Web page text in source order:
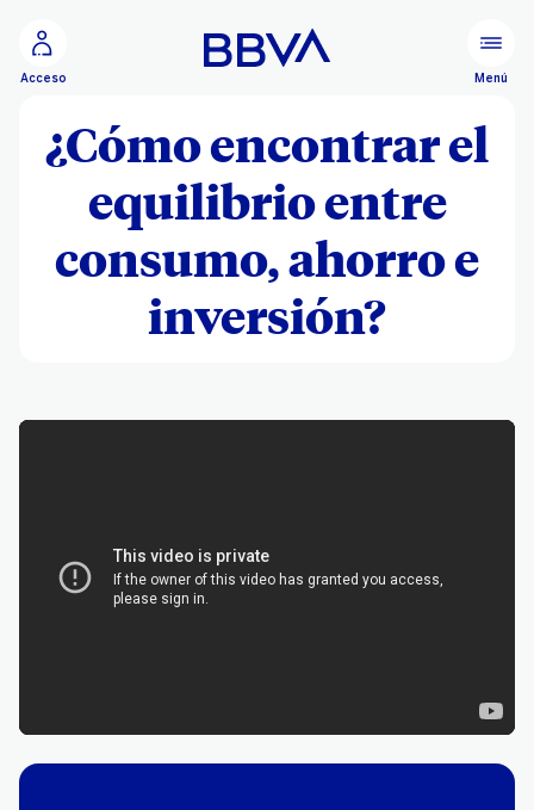
Acceso Menú
¿Cómo encontrar el
equilibrio entre
consumo, ahorro e
inversión?